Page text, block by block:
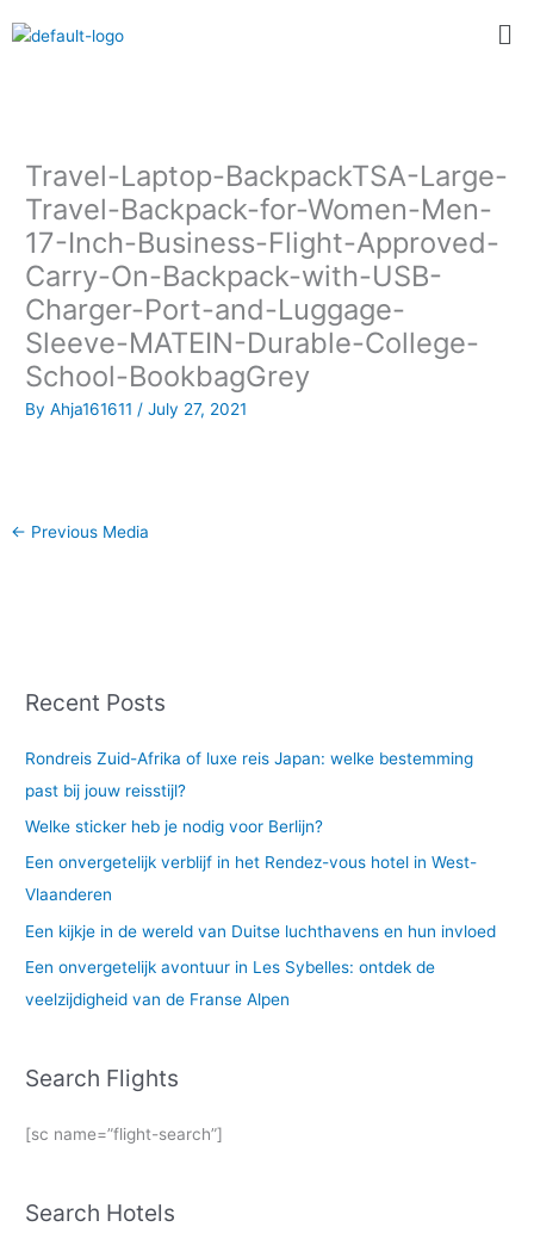
to
Travel-Laptop-BackpackTSA-Large-
Travel-Backpack-for-Women-Men-
17-Inch-Business-Flight-Approved-
Carry-On-Backpack-with-USB-
Charger-Port-and-Luggage-
Sleeve-MATEIN-Durable-College-
School-BookbagGrey
ByAhja161611/July 27, 2021
← Previous Media
Recent Posts
Rondreis Zuid-Afrika of luxe reis Japan: welke bestemming
past bij jouw reisstijl?
Welke sticker heb je nodig voor Berlijn?
Een onvergetelijk verblijf in het Rendez-vous hotel in West-
Vlaanderen
Een kijkje in de wereld van Duitse luchthavens en hun invloed
Een onvergetelijk avontuur in Les Sybelles: ontdek de
veelzijdigheid van de Franse Alpen
Search Flights
[sc name=”flight-search”]
Search Hotels